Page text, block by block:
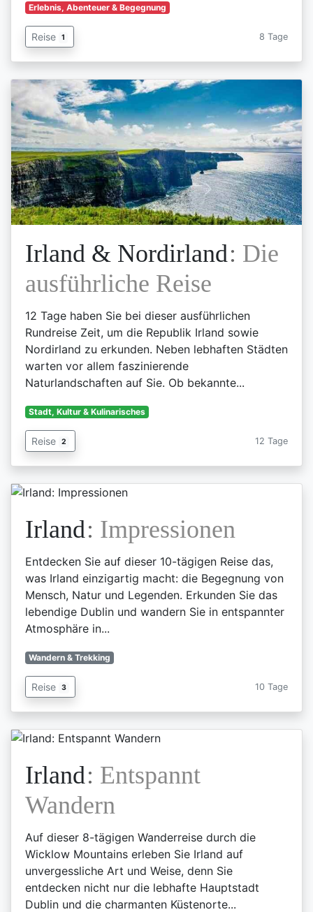
Erlebnis, Abenteuer & Begegnung
Reise 1 8 Tage
Irland & Nordirland: Die
ausführliche Reise
12 Tage haben Sie bei dieser ausführlichen
Rundreise Zeit, um die Republik Irland sowie
Nordirland zu erkunden. Neben lebhaften Städten
warten vor allem faszinierende
Naturlandschaften auf Sie. Ob bekannte...
Stadt, Kultur & Kulinarisches
Reise 2 12 Tage
Irland: Impressionen
Entdecken Sie auf dieser 10-tägigen Reise das,
was Irland einzigartig macht: die Begegnung von
Mensch, Natur und Legenden. Erkunden Sie das
lebendige Dublin und wandern Sie in entspannter
Atmosphäre in...
Wandern & Trekking
Reise 3 10 Tage
Irland: Entspannt
Wandern
Auf dieser 8-tägigen Wanderreise durch die
Wicklow Mountains erleben Sie Irland auf
unvergessliche Art und Weise, denn Sie
entdecken nicht nur die lebhafte Hauptstadt
Dublin und die charmanten Küstenorte...